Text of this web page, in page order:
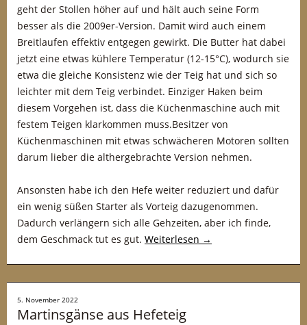
geht der Stollen höher auf und hält auch seine Form
besser als die 2009er-Version. Damit wird auch einem
Breitlaufen effektiv entgegen gewirkt. Die Butter hat dabei
jetzt eine etwas kühlere Temperatur (12-15°C), wodurch sie
etwa die gleiche Konsistenz wie der Teig hat und sich so
leichter mit dem Teig verbindet. Einziger Haken beim
diesem Vorgehen ist, dass die Küchenmaschine auch mit
festem Teigen klarkommen muss.Besitzer von
Küchenmaschinen mit etwas schwächeren Motoren sollten
darum lieber die althergebrachte Version nehmen.
Ansonsten habe ich den Hefe weiter reduziert und dafür
ein wenig süßen Starter als Vorteig dazugenommen.
Dadurch verlängern sich alle Gehzeiten, aber ich finde,
dem Geschmack tut es gut. Weiterlesen →
5. November 2022
Martinsgänse aus Hefeteig